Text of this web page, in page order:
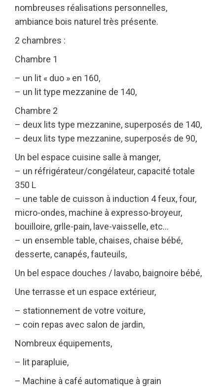
nombreuses réalisations personnelles,
ambiance bois naturel très présente.
2 chambres :
Chambre 1
– un lit « duo » en 160,
– un lit type mezzanine de 140,
Chambre 2
– deux lits type mezzanine, superposés de 140,
– deux lits type mezzanine, superposés de 90,
Un bel espace cuisine salle à manger,
– un réfrigérateur/congélateur, capacité totale
350 L
– une table de cuisson à induction 4 feux, four,
micro-ondes, machine à expresso-broyeur,
bouilloire, grlle-pain, lave-vaisselle, etc…
– un ensemble table, chaises, chaise bébé,
desserte, canapés, fauteuils,
Un bel espace douches / lavabo, baignoire bébé,
Une terrasse et un espace extérieur,
– stationnement de votre voiture,
– coin repas avec salon de jardin,
Nombreux équipements,
– lit parapluie,
– Machine à café automatique à grain